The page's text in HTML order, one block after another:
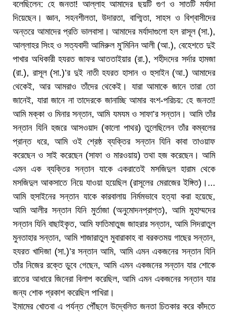
বলেছিলেন: হে জনতা! আল্লাহ আমাদের ছয়টি গুণ ও সাতটি মর্যাদা
দিয়েছেন। জ্ঞান, সহনশীলতা, উদারতা, বাগ্মিতা, সাহস ও বিশ্বাসীদের
অন্তরে আমাদের প্রতি ভালবাসা। আমাদের মর্যাদাগুলো হল রাসূল (সা.),
আল্লাহর সিংহ ও সত্যবাদী আমিরুল মু’মিনিন আলী (আ.), বেহেশতে দুই
পাখার অধিকারী হযরত জাফর আততাইয়ার (রা.), শহীদদের সর্দার হামজা
(রা.), রাসূল (সা.)’র দুই নাতী হযরত হাসান ও হুসাইন (আ.) আমাদের
থেকেই, আর আমরাও তাঁদের থেকেই। যারা আমাকে জানে তারা তো
জানেই, যারা জানে না তাদেরকে জানাচ্ছি আমার বংশ-পরিচয়: হে জনতা!
আমি মক্কা ও মিনার সন্তান, আমি যমযম ও সাফা’র সন্তান। আমি তাঁর
সন্তান যিনি হজরে আসওয়াদ (কালো পাথর) তুলেছিলেন তাঁর কম্বলের
প্রান্ত ধরে, আমি ওই শ্রেষ্ঠ ব্যক্তির সন্তান যিনি কাবা তাওয়াফ
করেছেন ও সাই করেছেন (সাফা ও মারওয়ায়) তথা হজ করেছেন। আমি
এমন এক ব্যক্তির সন্তান যাকে একরাতেই মসজিদুল হারাম থেকে
মসজিদুল আকসাতে নিয়ে যাওয়া হয়েছিল (রাসূলের মেরাজের ইঙ্গিত)।...
আমি হুসাইনের সন্তান যাকে কারবালায় নির্মমভাবে হত্যা করা হয়েছে,
আমি আলীর সন্তান যিনি মুর্তাজা (অনুমোদনপ্রাপ্ত), আমি মুহাম্মদের
সন্তান যিনি বাছাইকৃত, আমি ফাতিমাতুজ জাহরার সন্তান, আমি সিদরাতুল
মুনতাহার সন্তান, আমি শাজারাতুল মুবারাকাহ বা বরকতময় গাছের সন্তান,
হযরত খাদিজা (সা.)’র সন্তান আমি, আমি এমন একজনের সন্তান যিনি
তাঁর নিজের রক্তে ডুবে গেছেন, আমি এমন একজনের সন্তান যার শোকে
রাতের আধারে জিনেরা বিলাপ করেছিল, আমি এমন একজনের সন্তান যার
জন্য শোক প্রকাশ করেছিল পাখিরা।
ইমামের খোতবা এ পর্যন্ত পৌঁছলে উদ্বেলিত জনতা চিতকার করে কাঁদতে